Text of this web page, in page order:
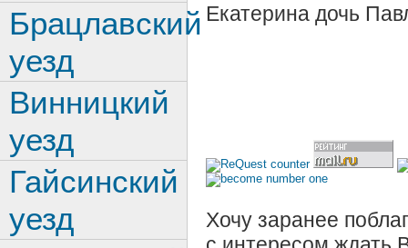
Екатерина дочь
Хочу заранее
Брацлавский
уезд
Винницкий
уезд
Гайсинский
уезд